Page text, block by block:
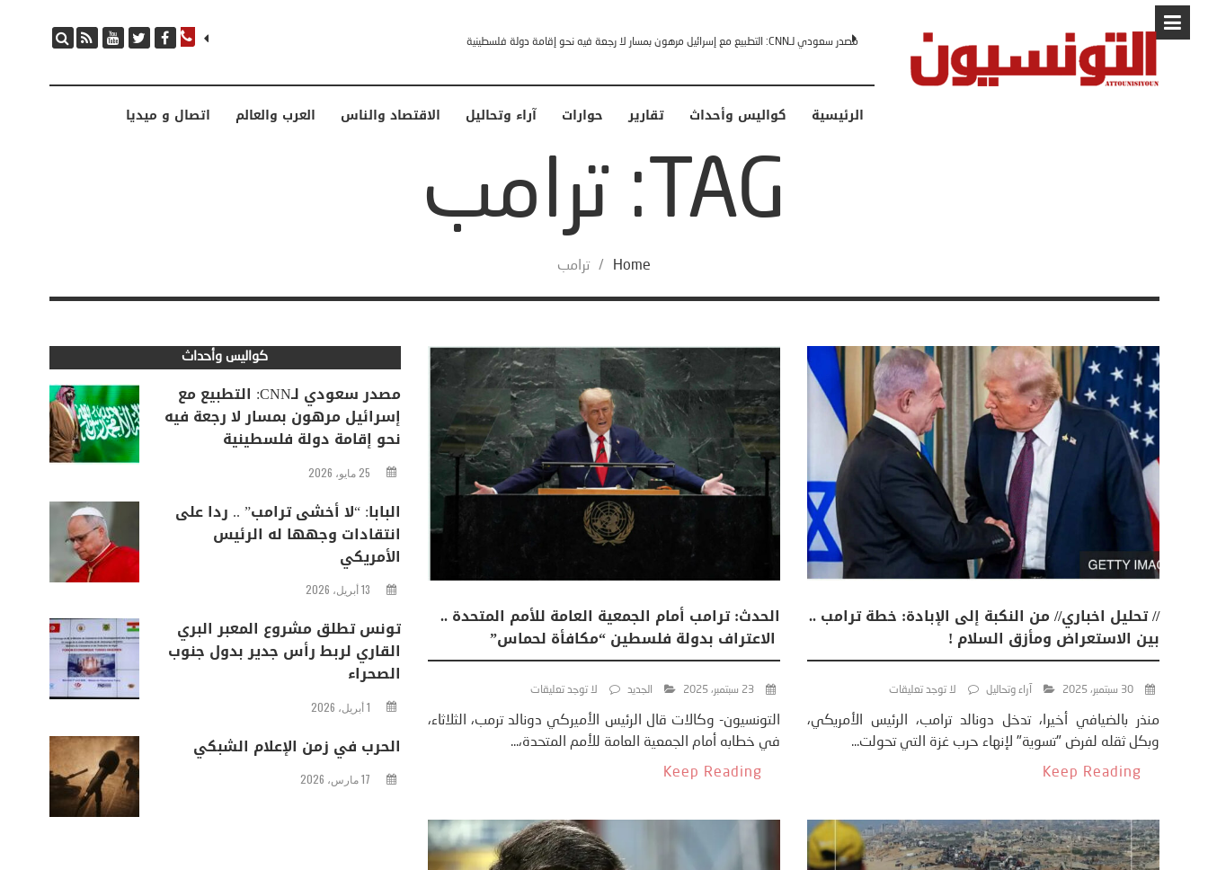
مصدر سعودي لـCNN: التطبيع مع إسرائيل مرهون بمسار لا رجعة فيه نحو إقامة دولة فلسطينية البابا: “لا أخشى ترامب” .. ردا على انتقادات وجهها له الرئيس الأمريكي
الرئيسية كواليس وأحداث تقارير حوارات آراء وتحاليل الاقتصاد والناس العرب والعالم اتصال و ميديا
TAG: ترامب
Home
/ ترامب
// تحليل اخباري// من النكبة إلى الإبادة: خطة ترامب ..
بين الاستعراض ومأزق السلام !
30 سبتمبر، 2025 آراء وتحاليل لا توجد تعليقات
منذر بالضيافي أخيرا، تدخل دونالد ترامب، الرئيس الأمريكي،
وبكل ثقله لفرض "تسوية" لإنهاء حرب غزة التي تحولت...
Keep Reading
الحدث: ترامب أمام الجمعية العامة للأمم المتحدة ..
الاعتراف بدولة فلسطين “مكافأة لحماس”
23 سبتمبر، 2025 الجديد لا توجد تعليقات
التونسيون- وكالات قال الرئيس الأميركي دونالد ترمب، الثلاثاء،
في خطابه أمام الجمعية العامة للأمم المتحدة،...
Keep Reading
كواليس وأحداث
مصدر سعودي لـCNN: التطبيع مع
إسرائيل مرهون بمسار لا رجعة فيه
نحو إقامة دولة فلسطينية
25 مايو، 2026
البابا: “لا أخشى ترامب” .. ردا على
انتقادات وجهها له الرئيس
الأمريكي
13 أبريل، 2026
تونس تطلق مشروع المعبر البري
القاري لربط رأس جدير بدول جنوب
الصحراء
1 أبريل، 2026
الحرب في زمن الإعلام الشبكي
17 مارس، 2026